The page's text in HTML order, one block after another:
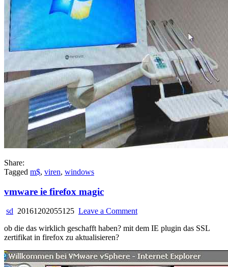
Share:
Tagged m$, viren, windows
vmware ie firefox magic
sd 20161202055125 Leave a Commenton
ie
ob die das wirklich geschafft haben? mit dem IE plugin das SSL
zertifikat in firefox zu aktualisieren?